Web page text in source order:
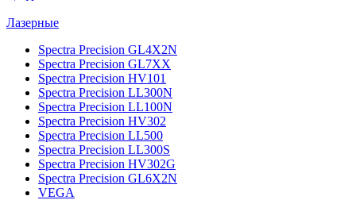
Лазерные
Spectra Precision GL4X2N
Spectra Precision GL7XX
Spectra Precision HV101
Spectra Precision LL300N
Spectra Precision LL100N
Spectra Precision HV302
Spectra Precision LL500
Spectra Precision LL300S
Spectra Precision HV302G
Spectra Precision GL6X2N
VEGA